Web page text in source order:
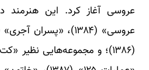
عروسی آغاز کرد. این هنرمند